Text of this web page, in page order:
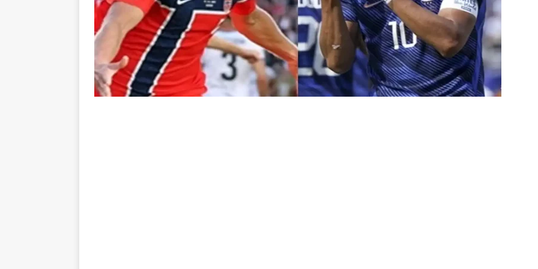
do Brasil 2026
NOTÍCIAS
[ 5 de agosto de 2026 ]
Fortaleza X Palmeiras — Oitavas Copa do Brasil 2026: Palpites, Odds e
Estatísticas
DICAS DE APOSTAS
[ 5 de agosto de 2026 ]
Fluminense anuncia escalação para confronto decisivo contra o Vasco
pela Copa do Brasil 2026
NOTÍCIAS